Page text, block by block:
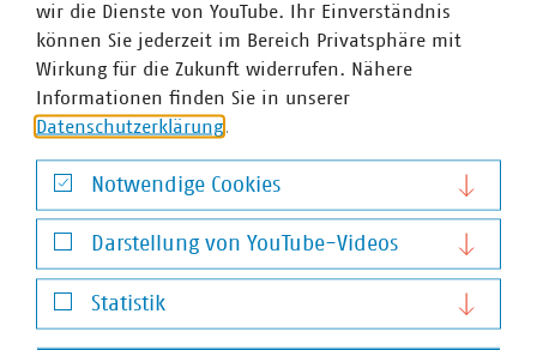
Preisverleihung: Vorabend zum 12. Gas-Wasser-
Tag am 12.07.2023
Ansprechpartner
wir die Dienste von YouTube. Ihr Einverständnis
können Sie jederzeit im Bereich Privatsphäre mit
Wirkung für die Zukunft widerrufen. Nähere
Informationen finden Sie in unserer
Datenschutzerklärung
Notwendige Cookies
Notwendige Cookies
Darstellung von YouTube-Videos
Darstellung von YouTube-Videos
Statistik
Statistik